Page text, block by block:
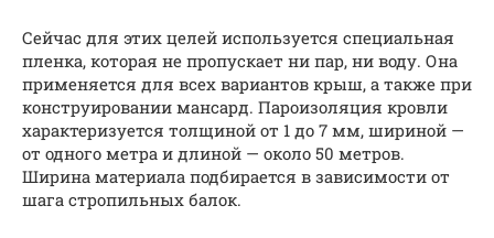
Сейчас для этих целей используется специальная
пленка, которая не пропускает ни пар, ни воду. Она
применяется для всех вариантов крыш, а также при
конструировании мансард. Пароизоляция кровли
характеризуется толщиной от 1 до 7 мм, шириной —
от одного метра и длиной — около 50 метров.
Ширина материала подбирается в зависимости от
шага стропильных балок.